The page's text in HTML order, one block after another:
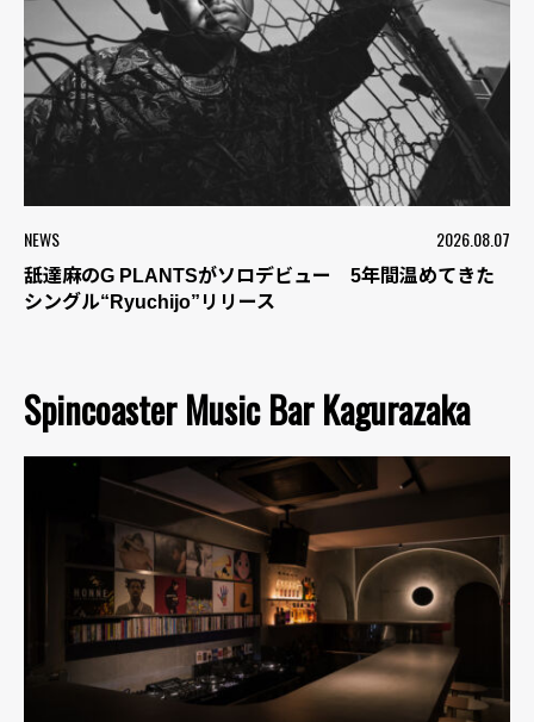
NEWS 2026.08.07
舐達麻のG PLANTSがソロデビュー 5年間温めてきた
シングル“Ryuchijo”リリース
Spincoaster Music Bar Kagurazaka